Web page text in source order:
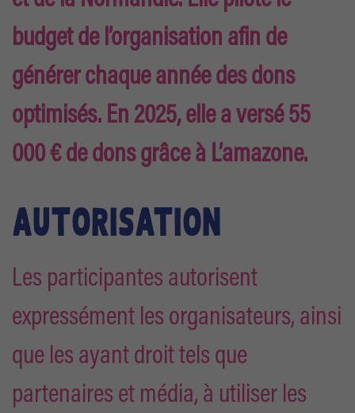
budget de l’organisation afin de
générer chaque année des dons
optimisés. En 2025, elle a versé 55
000 € de dons grâce à L’amazone.
AUTORISATION
Les participantes autorisent
expressément les organisateurs, ainsi
que les ayant droit tels que
partenaires et média, à utiliser les